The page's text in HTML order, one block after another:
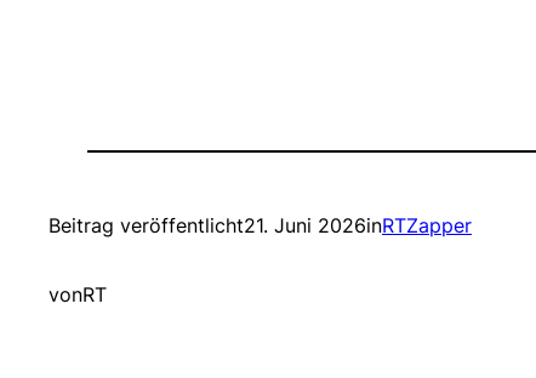
Beitrag veröffentlicht21. Juni 2026inRTZapper
vonRT